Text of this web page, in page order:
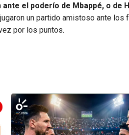
el poderío de Mbappé, o de
un partido amistoso ante los
por los puntos.